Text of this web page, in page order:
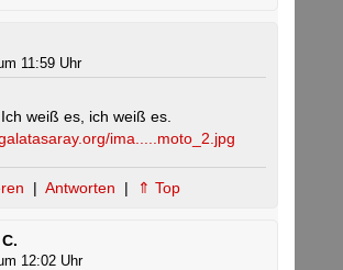
11:59 Uhr
weiß es, ich weiß es.
ima.....moto_2.jpg
| Antworten | ⇑ Top
12:02 Uhr